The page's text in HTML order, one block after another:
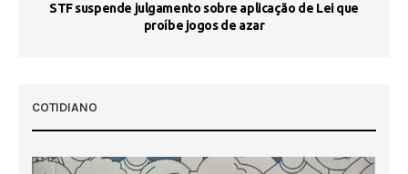
STF suspende julgamento sobre aplicação de Lei que
proíbe jogos de azar
COTIDIANO